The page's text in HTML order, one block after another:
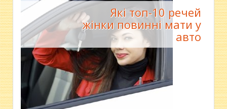
Які топ-10 речей
жінки повинні мати у
авто